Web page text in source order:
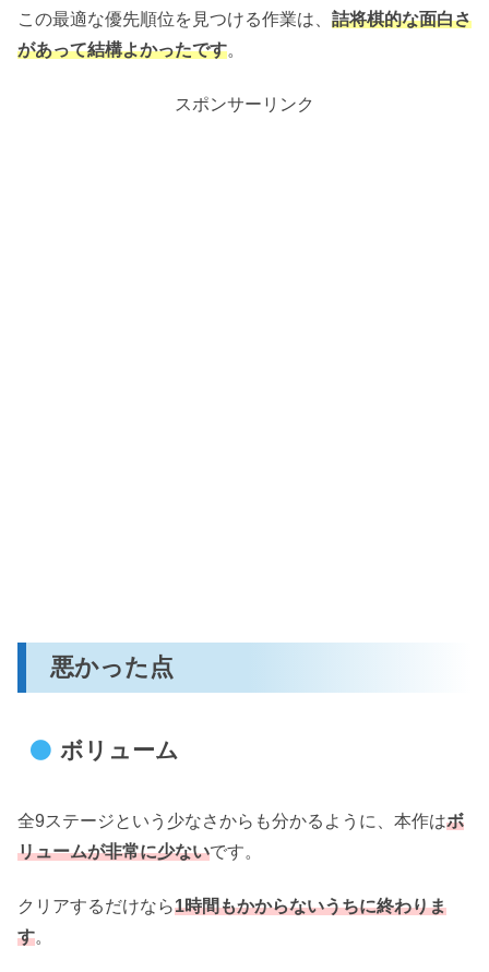
この最適な優先順位を見つける作業は、 詰将棋的な面白さ
があって結構よかったです。
スポンサーリンク
悪かった点
ボリューム
全9ステージという少なさからも分かるように、本作はボ
リュームが非常に少ないです。
クリアするだけなら1時間もかからないうちに終わりま
す。